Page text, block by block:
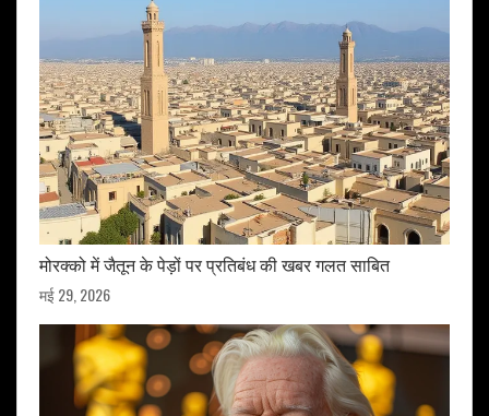
मोरक्को में जैतून के पेड़ों पर प्रतिबंध की खबर गलत साबित
मई 29, 2026